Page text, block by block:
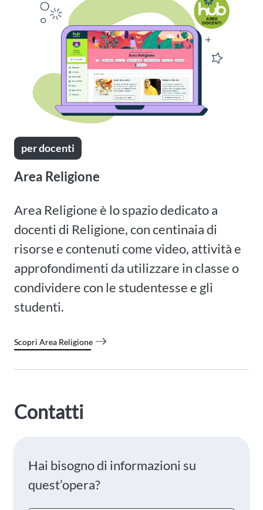
per docenti
Area Religione
Area Religione è lo spazio dedicato a
docenti di Religione, con centinaia di
risorse e contenuti come video, attività e
approfondimenti da utilizzare in classe o
condividere con le studentesse e gli
studenti.
Scopri Area Religione
Contatti
Hai bisogno di informazioni su
quest’opera?